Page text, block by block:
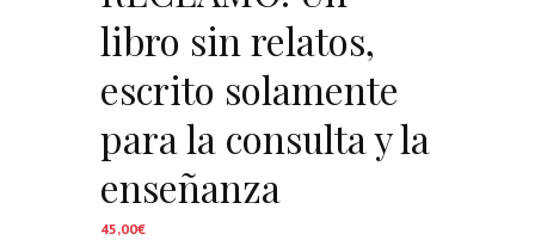
libro sin relatos,
escrito solamente
para la consulta y la
enseñanza
45,00€